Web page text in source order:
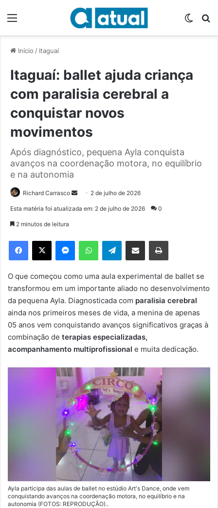
Início / Itaguaí
Itaguaí: ballet ajuda criança
com paralisia cerebral a
conquistar novos
movimentos
Após diagnóstico, pequena Ayla conquista
avanços na coordenação motora, no equilíbrio
e na autonomia
Richard Carrasco
e
m
e
-
m
a
2 de julho de 2026
Esta matéria foi atualizada em: 2 de julho de 2026 0
2 minutos de leitura
Telegram
O que começou como uma aula experimental de ballet se
transformou em um importante aliado no desenvolvimento
da pequena Ayla. Diagnosticada com paralisia cerebral
ainda nos primeiros meses de vida, a menina de apenas
05 anos vem conquistando avanços significativos graças à
combinação de terapias especializadas,
acompanhamento multiprofissional e muita dedicação.
Ayla participa das aulas de ballet no estúdio Art's Dance, onde vem
conquistando avanços na coordenação motora, no equilíbrio e na
autonomia (FOTOS: REPRODUÇÃO)..